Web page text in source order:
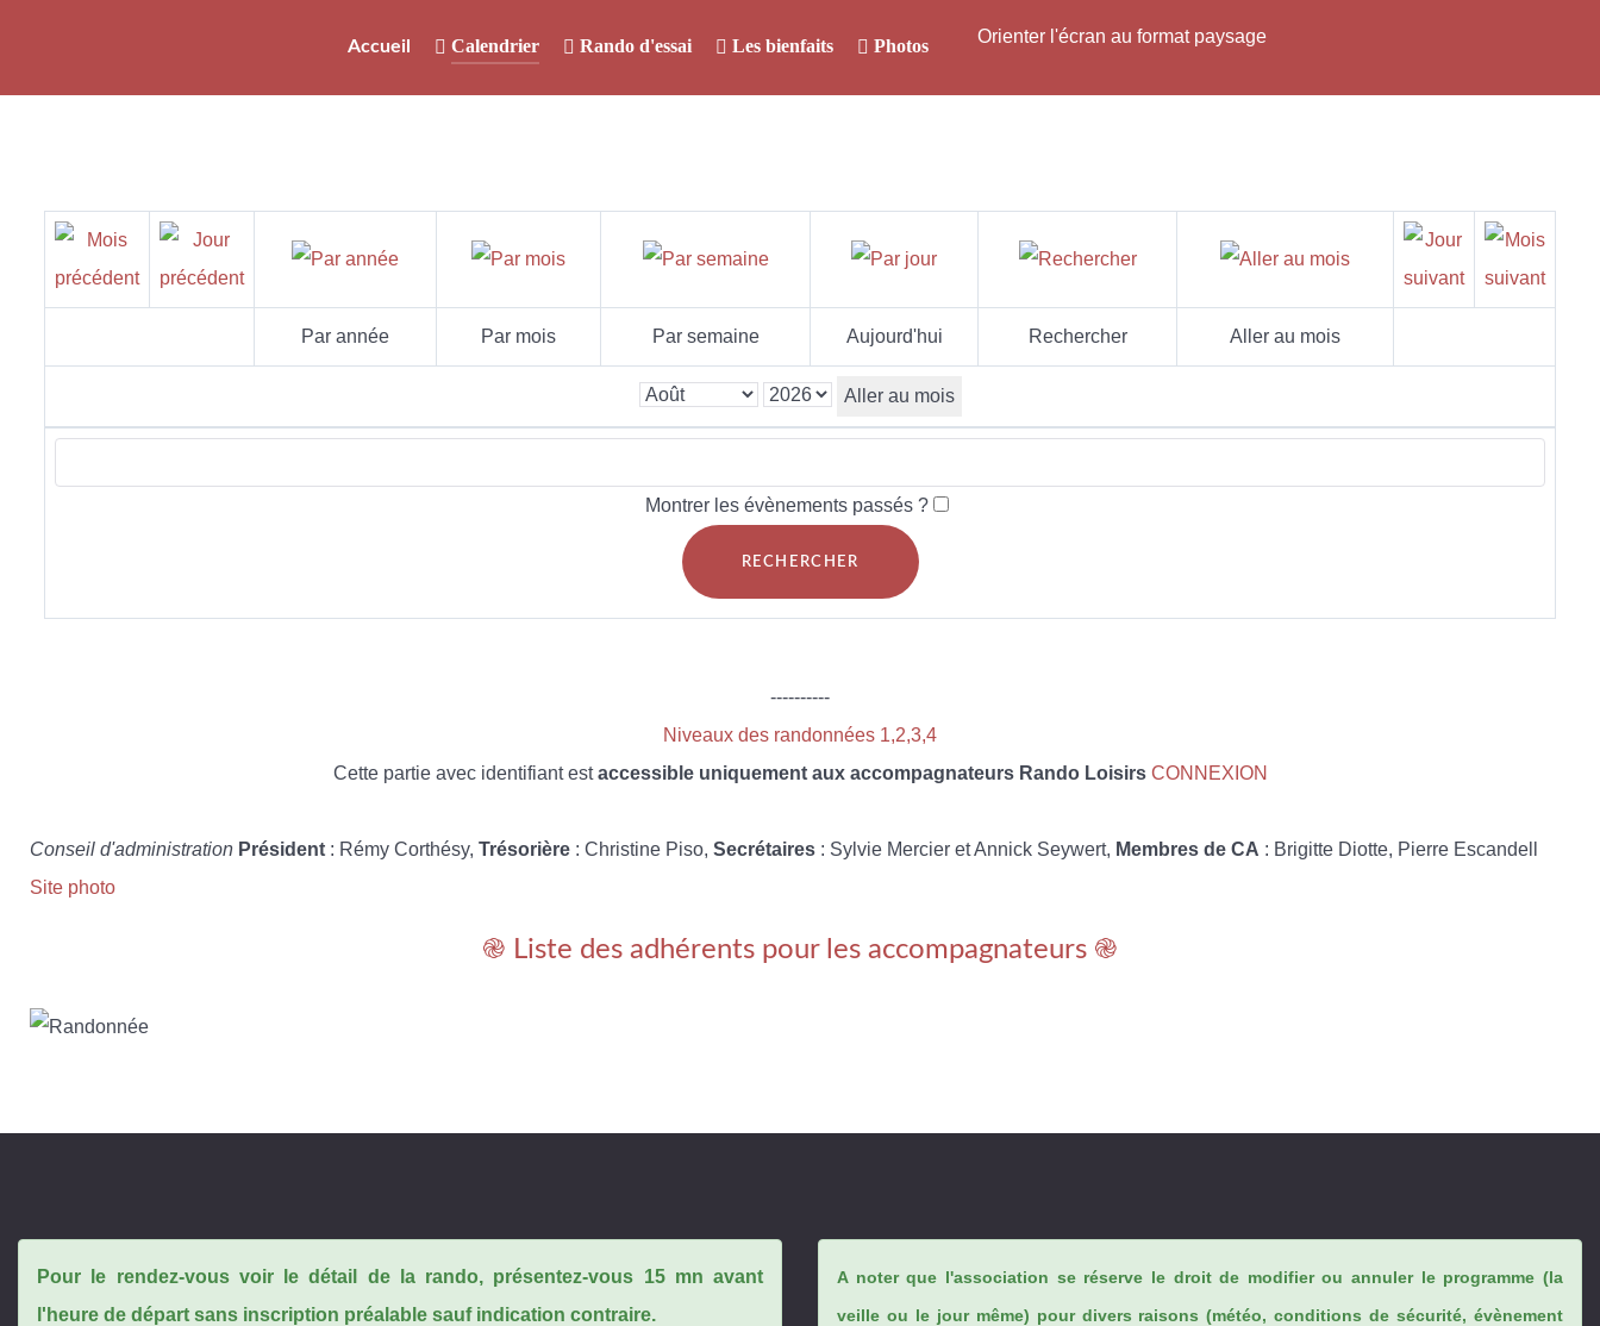
Accueil Calendrier Rando d'essai Les bienfaits Photos Orienter l'écran au format paysage
Par année Par mois Par semaine Aujourd'hui Rechercher Aller au mois
Aller au mois
Montrer les évènements passés ?
----------
Niveaux des randonnées 1,2,3,4
Cette partie avec identifiant estaccessible uniquement aux accompagnateurs Rando Loisirs CONNEXION
Conseil d'administration Président : Rémy Corthésy, Trésorière : Christine Piso, Secrétaires : Sylvie Mercier et Annick Seywert, Membres de CA : Brigitte Diotte, Pierre Escandell
Site photo
֎ Liste des adhérents pour les accompagnateurs ֎
Pour le rendez-vous voir le détail de la rando, présentez-vous 15 mn avant
l'heure de départ sans inscription préalable sauf indication contraire.
A noter que l'association se réserve le droit de modifier ou annuler le programme (la
veille ou le jour même) pour divers raisons (météo, conditions de sécurité, évènement